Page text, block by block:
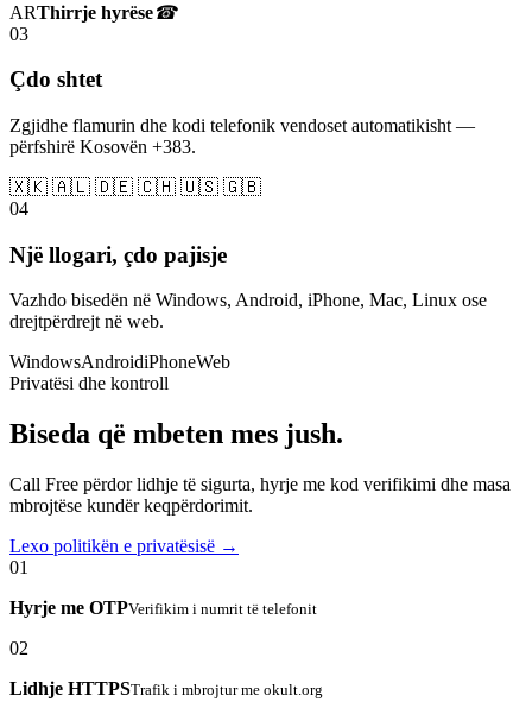
ARThirrje hyrëse☎
03
Çdo shtet
Zgjidhe flamurin dhe kodi telefonik vendoset automatikisht —
përfshirë Kosovën +383.
🇽🇰 🇦🇱 🇩🇪 🇨🇭 🇺🇸 🇬🇧
04
Një llogari, çdo pajisje
Vazhdo bisedën në Windows, Android, iPhone, Mac, Linux ose
drejtpërdrejt në web.
WindowsAndroidiPhoneWeb
Privatësi dhe kontroll
Biseda që mbeten mes jush.
Call Free përdor lidhje të sigurta, hyrje me kod verifikimi dhe masa
mbrojtëse kundër keqpërdorimit.
Lexo politikën e privatësisë →
01
Hyrje me OTPVerifikim i numrit të telefonit
02
Lidhje HTTPSTrafik i mbrojtur me okult.org